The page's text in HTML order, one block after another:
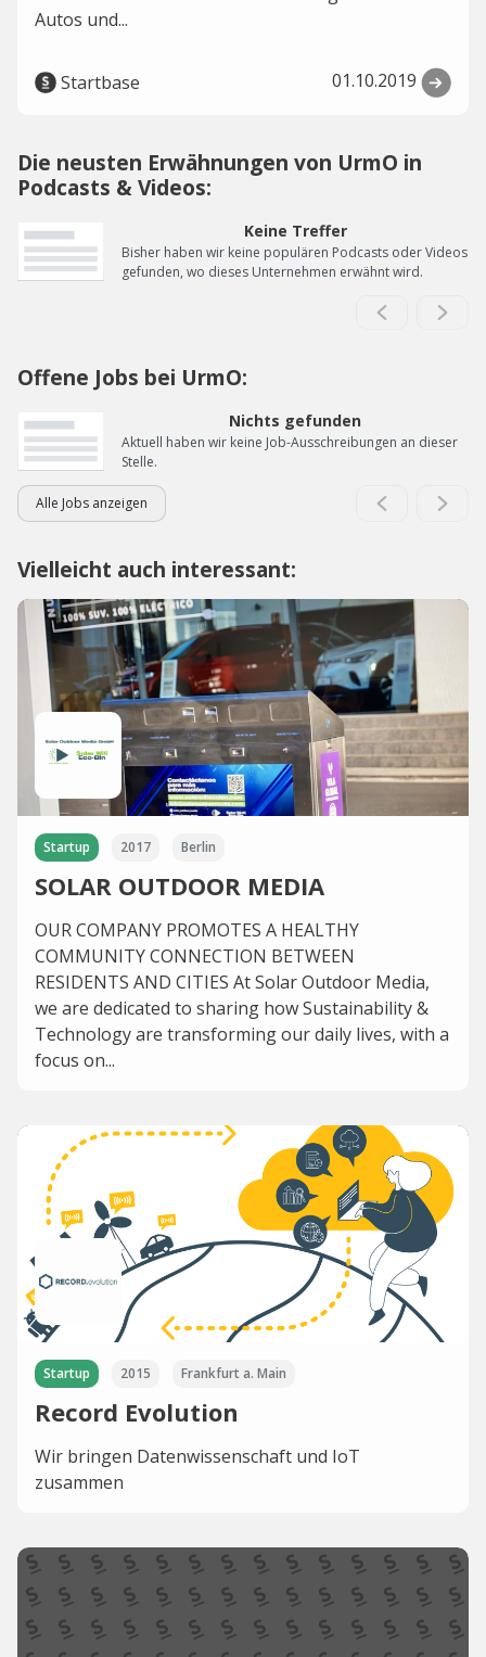
Autos und...
Startbase 01.10.2019
Die neusten Erwähnungen von UrmO in
Podcasts & Videos:
Keine Treffer
Bisher haben wir keine populären Podcasts oder Videos
gefunden, wo dieses Unternehmen erwähnt wird.
Offene Jobs bei UrmO:
Nichts gefunden
Aktuell haben wir keine Job-Ausschreibungen an dieser
Stelle.
Alle Jobs anzeigen
Vielleicht auch interessant:
Startup 2017 Berlin
SOLAR OUTDOOR MEDIA
OUR COMPANY PROMOTES A HEALTHY
COMMUNITY CONNECTION BETWEEN
RESIDENTS AND CITIES At Solar Outdoor Media,
we are dedicated to sharing how Sustainability &
Technology are transforming our daily lives, with a
focus on...
Startup 2015 Frankfurt a. Main
Record Evolution
Wir bringen Datenwissenschaft und IoT
zusammen